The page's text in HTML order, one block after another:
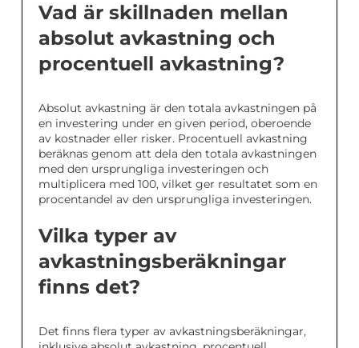
Vad är skillnaden mellan
absolut avkastning och
procentuell avkastning?
Absolut avkastning är den totala avkastningen på
en investering under en given period, oberoende
av kostnader eller risker. Procentuell avkastning
beräknas genom att dela den totala avkastningen
med den ursprungliga investeringen och
multiplicera med 100, vilket ger resultatet som en
procentandel av den ursprungliga investeringen.
Vilka typer av
avkastningsberäkningar
finns det?
Det finns flera typer av avkastningsberäkningar,